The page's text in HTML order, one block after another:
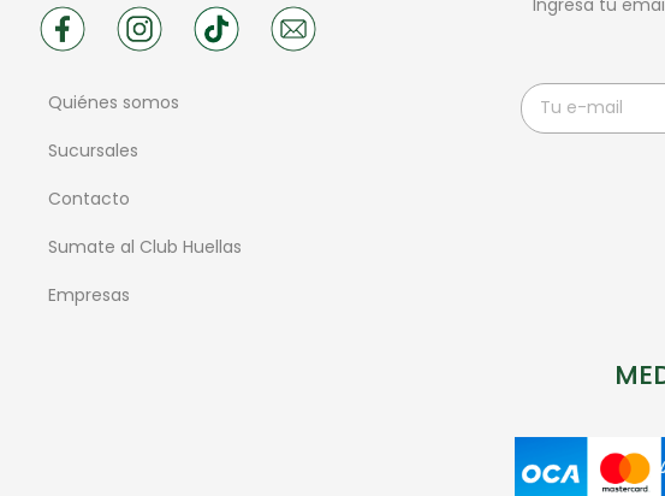
Quiénes somos
Sucursales
Contacto
Sumate al Club Huellas
Empresas